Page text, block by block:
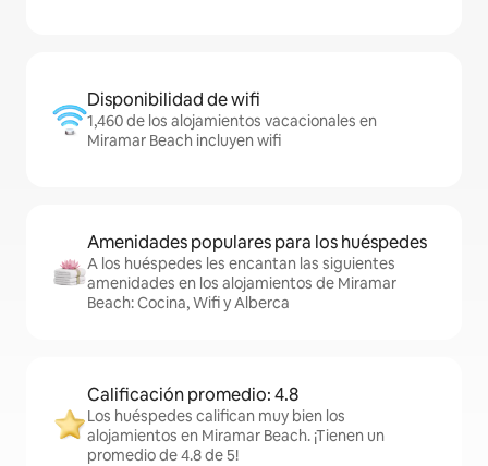
Disponibilidad de wifi
1,460 de los alojamientos vacacionales en
Miramar Beach incluyen wifi
Amenidades populares para los huéspedes
A los huéspedes les encantan las siguientes
amenidades en los alojamientos de Miramar
Beach: Cocina, Wifi y Alberca
Calificación promedio: 4.8
Los huéspedes califican muy bien los
alojamientos en Miramar Beach. ¡Tienen un
promedio de 4.8 de 5!